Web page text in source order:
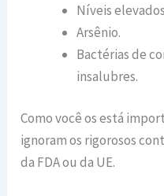
Níveis
Arsênio.
Bactérias de
insalubres.
Como você os está
ignoram os rigorosos
da FDA ou da UE.